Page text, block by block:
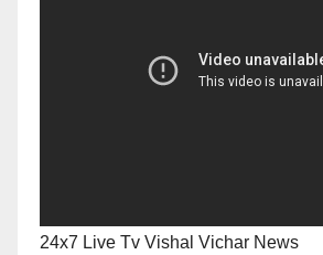
24x7 Live Tv Vishal Vichar News